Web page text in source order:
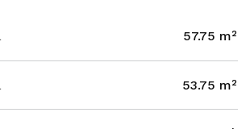
57.75 m²
53.75 m²